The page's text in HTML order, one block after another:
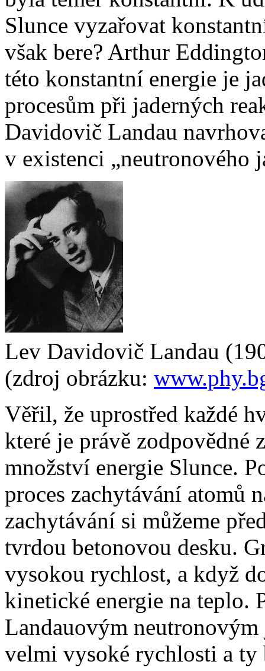
Slunce vyzařovat
však bere? Arthur
této konstantní energie je
procesům při jaderných
Davidovič Landau
v existenci „neutronového
Lev Davidovič Landau
(zdroj obrázku:
Věřil, že uprostřed každé
které je právě zodpovědné
množství energie Slunce.
proces zachytávání atomů
zachytávání si můžeme
tvrdou betonovou desku.
vysokou rychlost, a když
kinetické energie na teplo.
Landauovým
velmi vysoké rychlosti a ty